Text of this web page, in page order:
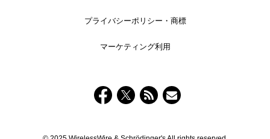
プライバシーポリシー・商標
マーケティング利用